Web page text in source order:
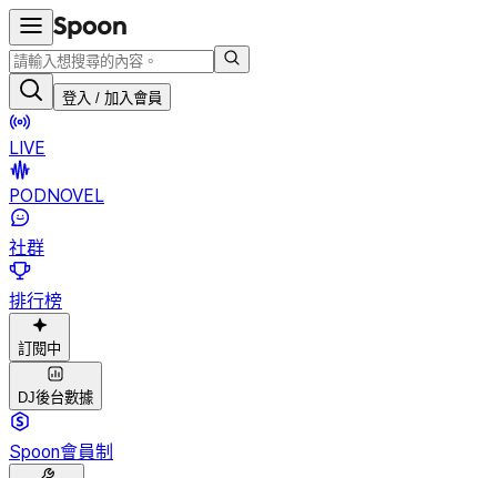
登入 / 加入會員
LIVE
PODNOVEL
社群
排行榜
訂閱中
DJ後台數據
Spoon會員制